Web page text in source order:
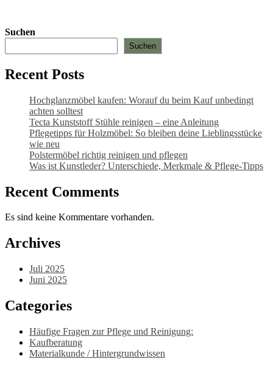
Suchen
Suchen
Recent Posts
Hochglanzmöbel kaufen: Worauf du beim Kauf unbedingt
achten solltest
Tecta Kunststoff Stühle reinigen – eine Anleitung
Pflegetipps für Holzmöbel: So bleiben deine Lieblingsstücke
wie neu​
Polstermöbel richtig reinigen und pflegen
Was ist Kunstleder? Unterschiede, Merkmale & Pflege-Tipps
Recent Comments
Es sind keine Kommentare vorhanden.
Archives
Juli 2025
Juni 2025
Categories
Häufige Fragen zur Pflege und Reinigung:
Kaufberatung
Materialkunde / Hintergrundwissen